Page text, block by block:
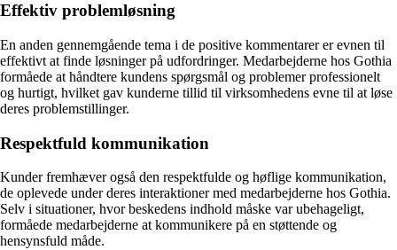
Effektiv problemløsning
En anden gennemgående tema i de positive kommentarer er evnen til
effektivt at finde løsninger på udfordringer. Medarbejderne hos Gothia
formåede at håndtere kundens spørgsmål og problemer professionelt
og hurtigt, hvilket gav kunderne tillid til virksomhedens evne til at løse
deres problemstillinger.
Respektfuld kommunikation
Kunder fremhæver også den respektfulde og høflige kommunikation,
de oplevede under deres interaktioner med medarbejderne hos Gothia.
Selv i situationer, hvor beskedens indhold måske var ubehageligt,
formåede medarbejderne at kommunikere på en støttende og
hensynsfuld måde.